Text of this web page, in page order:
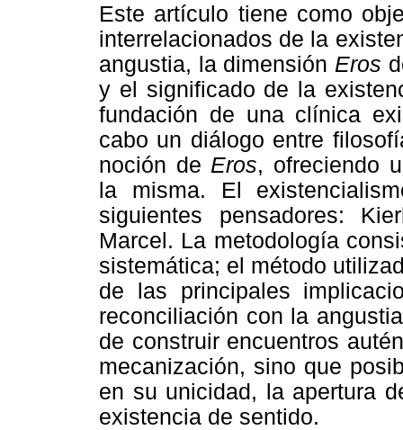
Este artículo tiene como
interrelacionados de la
angustia, la dimensión Eros
y el significado de la
fundación de una clínica
cabo un diálogo entre
noción de Eros, ofreciendo
la misma. El
siguientes pensadores:
Marcel. La metodología
sistemática; el método
de las principales
reconciliación con la
de construir encuentros
mecanización, sino que
en su unicidad, la apertura
existencia de sentido.